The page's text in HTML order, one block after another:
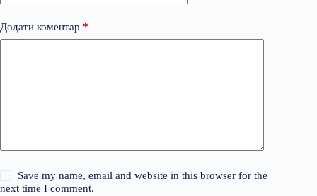
Додати коментар *
Save my name, email and website in this browser for the
next time I comment.